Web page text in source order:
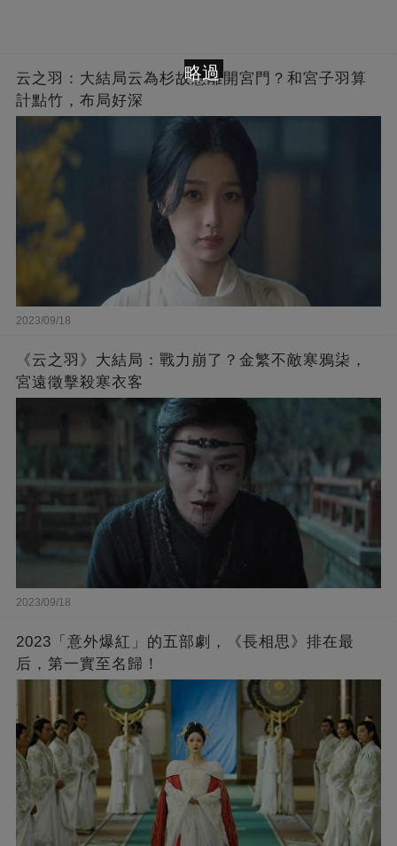
云之羽：大結局云為杉故意離開宮門？和宮子羽算
計點竹，布局好深
2023/09/18
《云之羽》大結局：戰力崩了？金繁不敵寒鴉柒，
宮遠徵擊殺寒衣客
2023/09/18
2023「意外爆紅」的五部劇，《長相思》排在最
后，第一實至名歸！
略過